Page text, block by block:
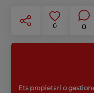
0 0
Ets propietari o